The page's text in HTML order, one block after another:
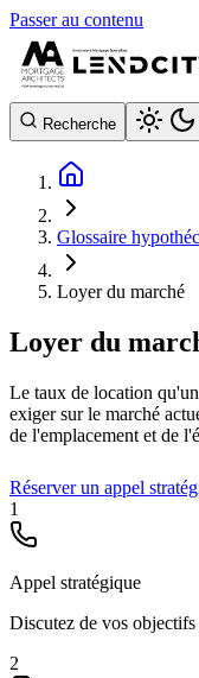
Passer au contenu
Recherche
Glossaire
Loyer du marché
Loyer du
Le taux de location
exiger sur le marché
de l'emplacement et de
Réserver un appel
1
Appel stratégique
Discutez de vos
2